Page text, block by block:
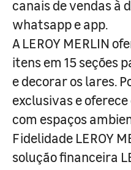
canais de vendas à
whatsapp e app.
A LEROY MERLIN
itens em 15 seções
e decorar os lares.
exclusivas e
com espaços
Fidelidade LEROY
solução financeira